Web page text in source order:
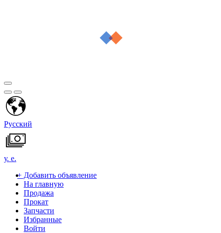
Русский
у. е.
+ Добавить объявление
На главную
Продажа
Прокат
Запчасти
Избранные
Войти